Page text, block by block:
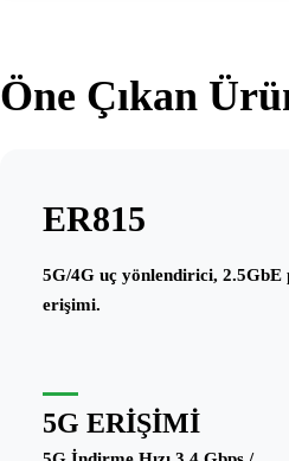
Öne Çıkan
ER815
5G/4G uç yönlendirici,
erişimi.
5G ERIŞIMI